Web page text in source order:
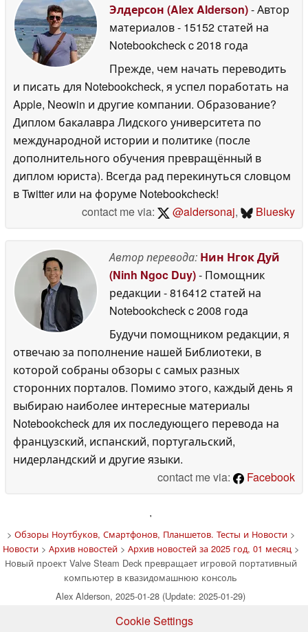
Элдерсон (Alex Alderson)- Автор
материалов- 15152 статей на
Notebookcheckc 2018 года
Прежде, чем начать переводить
и писать для Notebookcheck, я успел поработать на
Apple, Neowin и другие компании. Образование?
Диплом бакалавра Лидского университета по
международной истории и политике (после
дополнительного обучения превращённый в
диплом юриста). Всегда рад перекинуться словцом
в Twitter или на форуме Notebookcheck!
contact me via:
@aldersonaj, Bluesky
Автор перевода: Нин Нгок Дуй
(Ninh Ngoc Duy)- Помощник
редакции - 816412 статей на
Notebookcheckc 2008 года
Будучи помощником редакции, я
отвечаю за пополнение нашей Библиотеки, в
которой собраны обзоры с самых разных
сторонних порталов. Помимо этого, каждый день я
выбираю наиболее интересные материалы
Notebookcheck для их последующего перевода на
французский, испанский, португальский,
нидерландский и другие языки.
contact me via:
Facebook
'
> Обзоры Ноутбуков, Смартфонов, Планшетов. Тесты и Новости>
Новости> Архив новостей> Архив новостей за 2025 год, 01 месяц>
Новый проект Valve Steam Deck превращает игровой портативный
компьютер в квазидомашнюю консоль
Alex Alderson, 2025-01-28 (Update: 2025-01-29)
Cookie Settings